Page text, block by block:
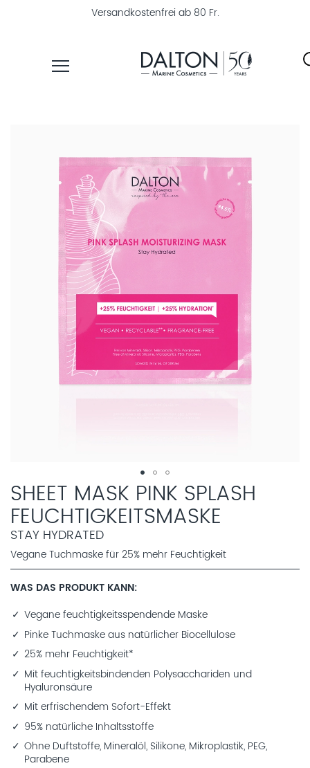
Versandkostenfrei ab 80 Fr.
PRODUKTFINDER
INSTITUTSKOSMETIK
SHEET MASK PINK SPLASH
FEUCHTIGKEITSMASKE
STAY HYDRATED
Vegane Tuchmaske für 25% mehr Feuchtigkeit
WAS DAS PRODUKT KANN
Vegane feuchtigkeitsspendende Maske
Pinke Tuchmaske aus natürlicher Biocellulose
25% mehr Feuchtigkeit*
Mit feuchtigkeitsbindenden Polysacchariden und
Hyaluronsäure
Mit erfrischendem Sofort-Effekt
95% natürliche Inhaltsstoffe
Ohne Duftstoffe, Mineralöl, Silikone, Mikroplastik, PEG,
Parabene